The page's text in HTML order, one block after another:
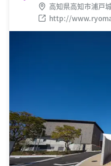
高知県高知市浦戸
http://